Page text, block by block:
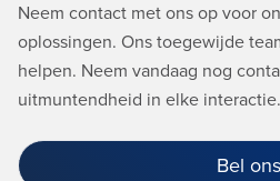
Neem contact met ons op voor
oplossingen. Ons toegewijde
helpen. Neem vandaag nog
uitmuntendheid in elke interactie.
Bel ons